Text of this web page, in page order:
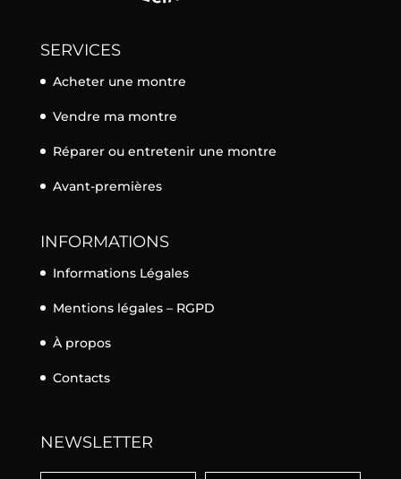
SERVICES
Acheter une montre
Vendre ma montre
Réparer ou entretenir une montre
Avant-premières
INFORMATIONS
Informations Légales
Mentions légales – RGPD
À propos
Contacts
NEWSLETTER